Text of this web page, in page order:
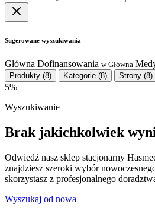
Sugerowane wyszukiwania
Główna Dofinansowania w Główna
Produkty (8) Kategorie (8) Strony (8)
5%
Wyszukiwanie
Brak jakichkolwiek
Odwiedź nasz sklep stacjonarny
znajdziesz szeroki wybór
skorzystasz z profesjonalnego
Wyszukaj od nowa